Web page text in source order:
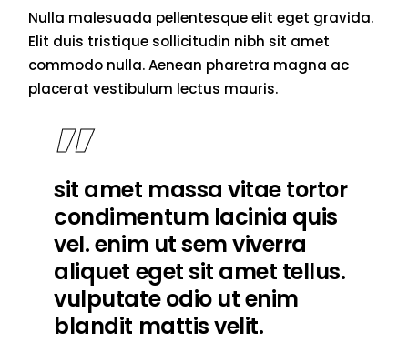
Nulla malesuada pellentesque elit eget gravida.
Elit duis tristique sollicitudin nibh sit amet
commodo nulla. Aenean pharetra magna ac
placerat vestibulum lectus mauris.
sit amet massa vitae tortor
condimentum lacinia quis
vel. enim ut sem viverra
aliquet eget sit amet tellus.
vulputate odio ut enim
blandit mattis velit.